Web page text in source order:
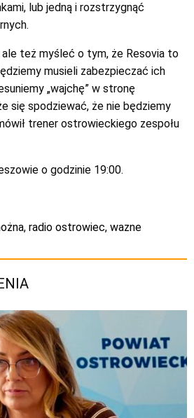
lub jedną i rozstrzygnąć
też myśleć o tym, że Resovia to
musieli zabezpieczać ich
„wajchę” w stronę
się spodziewać, że nie będziemy
trener ostrowieckiego zespołu
o godzinie 19:00.
, radio ostrowiec, wazne